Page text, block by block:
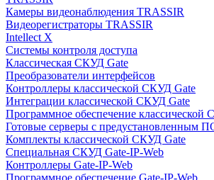
Камеры видеонаблюдения TRASSIR
Видеорегистраторы TRASSIR
Intellect X
Системы контроля доступа
Классическая СКУД Gate
Преобразователи интерфейсов
Контроллеры классической СКУД Gate
Интеграции классической СКУД Gate
Программное обеспечение классической
Готовые серверы с предустановленным
Комплекты классической СКУД Gate
Специальная СКУД Gate-IP-Web
Контроллеры Gate-IP-Web
Программное обеспечение Gate-IP-Web